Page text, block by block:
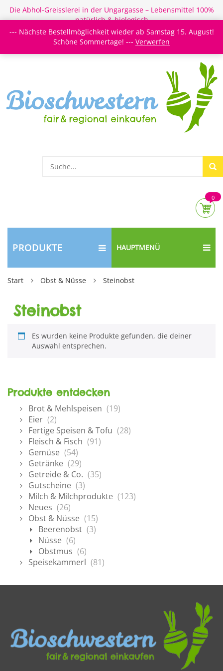
Die Abhol-Greisslerei in der Ungargasse – Lebensmittel 100%
natürlich & biologisch
Login/Register Newsletter Meine Merkzettel
0
PRODUKTE HAUPTMENÜ
Start Obst & Nüsse Steinobst
Steinobst
Es wurden keine Produkte gefunden, die deiner
Auswahl entsprechen.
Produkte entdecken
Brot & Mehlspeisen (19)
Eier (2)
Fertige Speisen & Tofu (28)
Fleisch & Fisch (91)
Gemüse (54)
Getränke (29)
Getreide & Co. (35)
Gutscheine (3)
Milch & Milchprodukte (123)
Neues (26)
Obst & Nüsse (15)
Beerenobst (3)
Nüsse (6)
Obstmus (6)
Speisekammerl (81)
--- Nächste Bestellmöglichkeit wieder ab Samstag 15. August!
Schöne Sommertage! --- Verwerfen